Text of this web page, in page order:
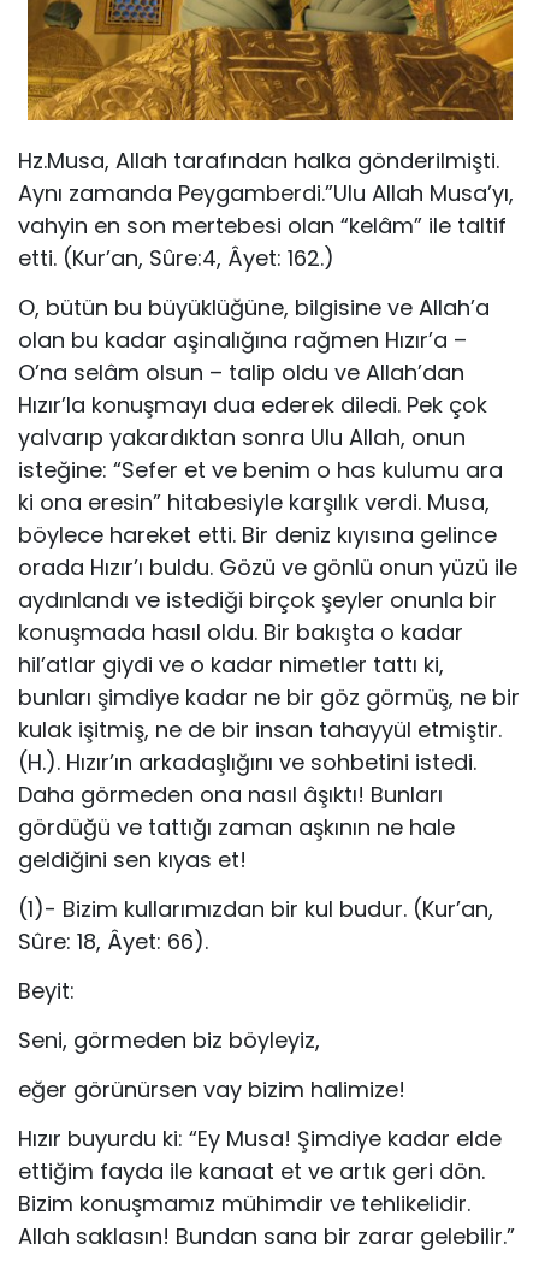
Hz.Musa, Allah tarafından halka gönderilmişti.
Aynı zamanda Peygamberdi.”Ulu Allah Musa’yı,
vahyin en son mertebesi olan “kelâm” ile taltif
etti. (Kur’an, Sûre:4, Âyet: 162.)
O, bütün bu büyük­lüğüne, bilgisine ve Allah’a
olan bu kadar aşinalığına rağmen Hızır’a –
O’na selâm olsun – talip oldu ve Allah’dan
Hızır’la konuşmayı dua ederek diledi. Pek çok
yalvarıp yakardıktan sonra Ulu Allah, onun
isteğine: “Sefer et ve benim o has kulumu ara
ki ona eresin” hitabesiyle karşılık verdi. Musa,
böylece hareket etti. Bir deniz kıyısına gelince
orada Hızır’ı buldu. Gözü ve gönlü onun yüzü ile
aydınlandı ve istediği birçok şeyler onunla bir
konuşmada hasıl oldu. Bir bakışta o kadar
hil’atlar giydi ve o kadar nimetler tattı ki,
bunları şimdiye kadar ne bir göz görmüş, ne bir
kulak işitmiş, ne de bir insan tahayyül etmiştir.
(H.). Hızır’ın arkadaşlığını ve sohbetini istedi.
Daha görmeden ona nasıl âşıktı! Bunları
gördüğü ve tattığı zaman aşkının ne hale
geldiğini sen kıyas et!
(1)- Bizim kullarımızdan bir kul budur. (Kur’an,
Sûre: 18, Âyet: 66).
Beyit:
Seni, görmeden biz böyleyiz,
eğer görünürsen vay bizim halimize!
Hızır buyurdu ki: “Ey Musa! Şimdiye kadar elde
ettiğim fayda ile kanaat et ve artık geri dön.
Bizim konuşmamız mühimdir ve tehlikelidir.
Allah sak­lasın! Bundan sana bir zarar gelebilir.”